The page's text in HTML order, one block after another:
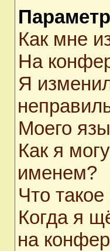
Как мне
На
Я
Моего
Как я
именем?
Что
Когда я
на